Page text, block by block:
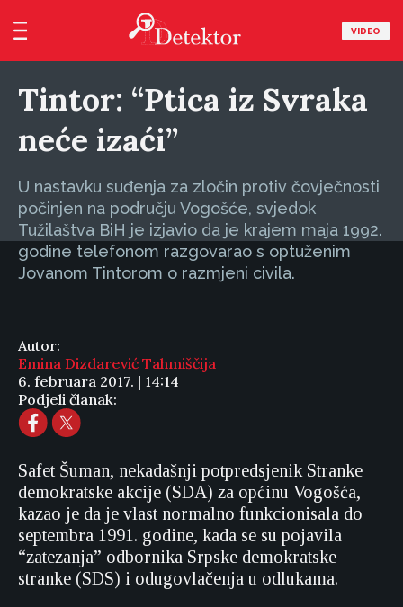
VIDEO
Tintor: “Ptica iz Svraka
neće izaći”
U nastavku suđenja za zločin protiv čovječnosti
počinjen na području Vogošće, svjedok
Tužilaštva BiH je izjavio da je krajem maja 1992.
godine telefonom razgovarao s optuženim
Jovanom Tintorom o razmjeni civila.
Autor:
Emina Dizdarević Tahmiščija
6. februara 2017. | 14:14
Podjeli članak:
Safet Šuman, nekadašnji potpredsjenik Stranke
demokratske akcije (SDA) za općinu Vogošća,
kazao je da je vlast normalno funkcionisala do
septembra 1991. godine, kada se su pojavila
“zatezanja” odbornika Srpske demokratske
stranke (SDS) i odugovlačenja u odlukama.